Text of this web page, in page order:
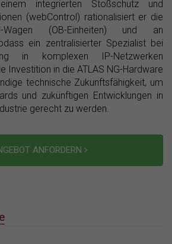
integrierten Stoßschutz und
(webControl) rationalisiert er die
(OB-Einheiten) und an
ein zentralisierter Spezialist bei
in komplexen IP-Netzwerken
Investition in die ATLAS NG-Hardware
technische Zukunftsfähigkeit, um
und zukünftigen Entwicklungen in
gerecht zu werden.
ANFORDERN